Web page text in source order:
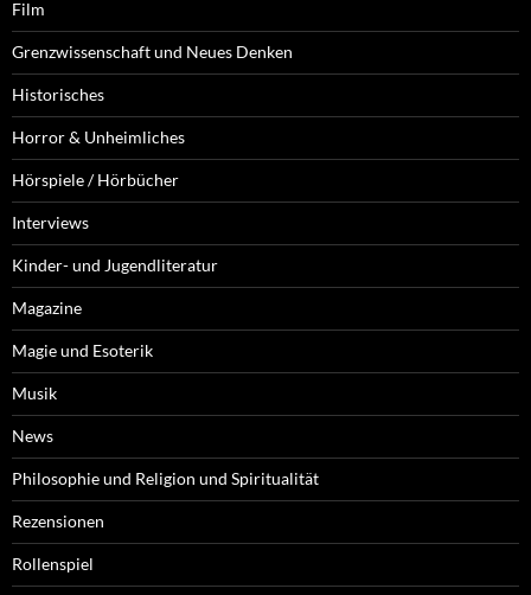
Film
Grenzwissenschaft und Neues Denken
Historisches
Horror & Unheimliches
Hörspiele / Hörbücher
Interviews
Kinder- und Jugendliteratur
Magazine
Magie und Esoterik
Musik
News
Philosophie und Religion und Spiritualität
Rezensionen
Rollenspiel